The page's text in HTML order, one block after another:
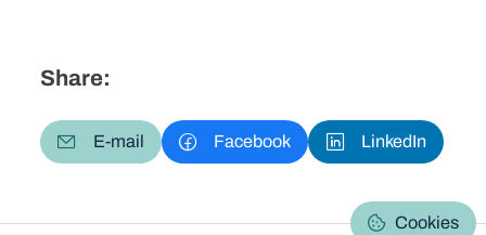
Share:
E-mail Facebook LinkedIn
Cookies